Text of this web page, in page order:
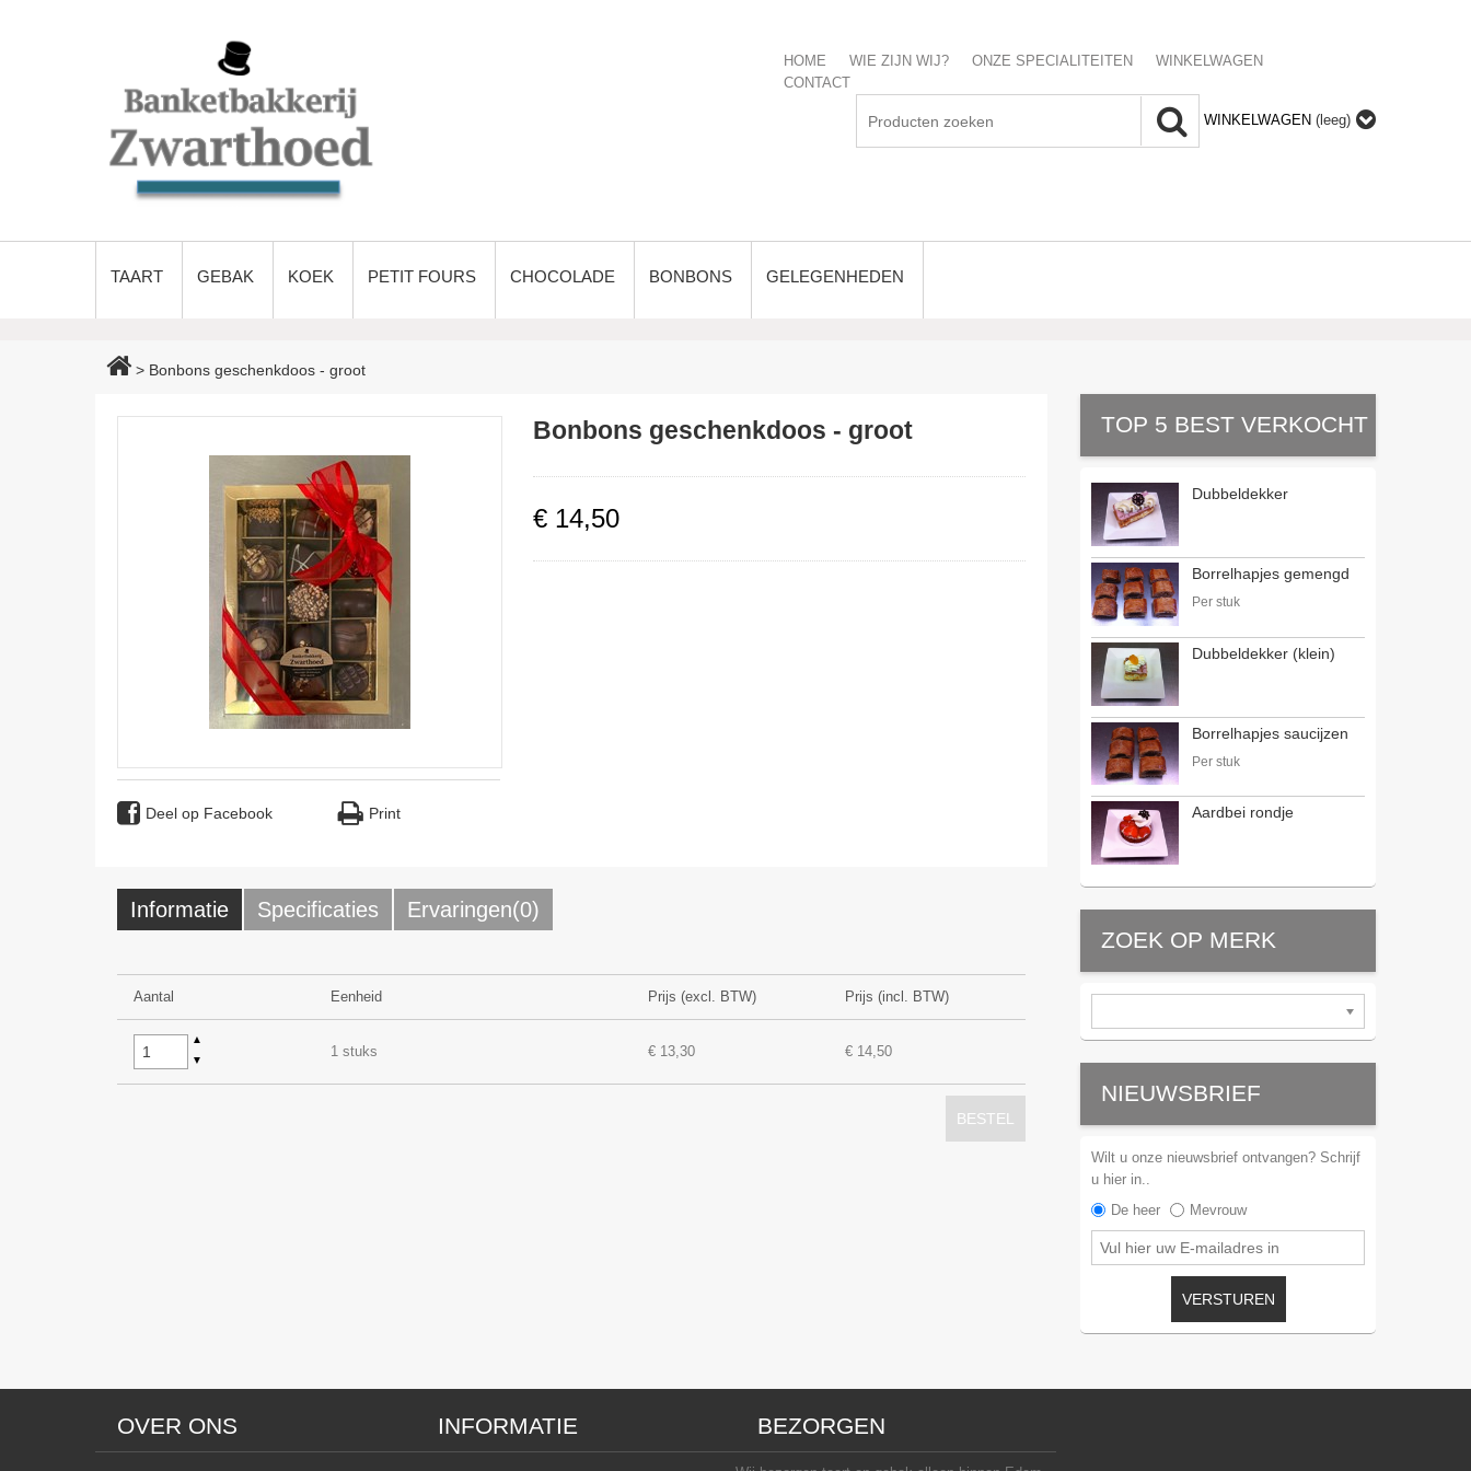
HOME WIE ZIJN WIJ? ONZE SPECIALITEITEN
WINKELWAGEN
CONTACT
WINKELWAGEN (leeg)
TAART GEBAK KOEK PETIT FOURS CHOCOLADE BONBONS GELEGENHEDEN
> Bonbons geschenkdoos - groot
Deel op Facebook Print
Bonbons geschenkdoos - groot
€ 14,50
Informatie Specificaties Ervaringen(0)
Aantal Eenheid Prijs (excl. BTW) Prijs (incl. BTW)
▲
▼
1 stuks € 13,30 € 14,50
BESTEL
TOP 5 BEST VERKOCHT
Dubbeldekker
Borrelhapjes gemengd
Per stuk
Dubbeldekker (klein)
Borrelhapjes saucijzen
Per stuk
Aardbei rondje
ZOEK OP MERK
NIEUWSBRIEF
Wilt u onze nieuwsbrief ontvangen? Schrijf
u hier in..
De heer
Mevrouw
VERSTUREN
OVER ONS INFORMATIE BEZORGEN